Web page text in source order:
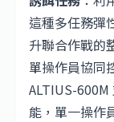
這種多任務彈
升聯合作戰的
單操作員協同
ALTIUS-600M
能，單一操作